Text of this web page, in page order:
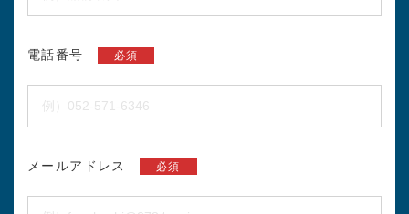
電話番号 必須
メールアドレス 必須